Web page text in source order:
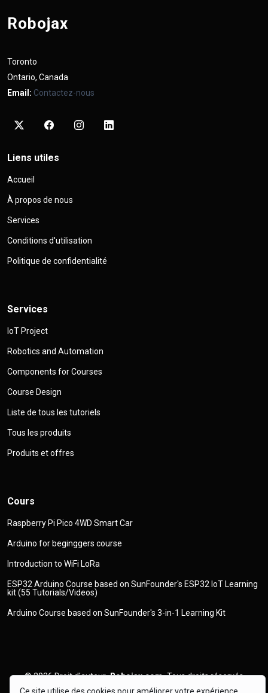
Robojax
Toronto
Ontario, Canada
Email: Contactez-nous
Liens utiles
Accueil
À propos de nous
Services
Conditions d'utilisation
Politique de confidentialité
Services
IoT Project
Robotics and Automation
Components for Courses
Course Design
Liste de tous les tutoriels
Tous les produits
Produits et offres
Cours
Raspberry Pi Pico 4WD Smart Car
Arduino for beginggers course
Introduction to WiFi LoRa
ESP32 Arduino Course based on SunFounder's ESP32 IoT Learning
kit (55 Tutorials/Videos)
Arduino Course based on SunFounder's 3-in-1 Learning Kit
© 2026Droit d'auteur Robojax.com Tous droits réservés